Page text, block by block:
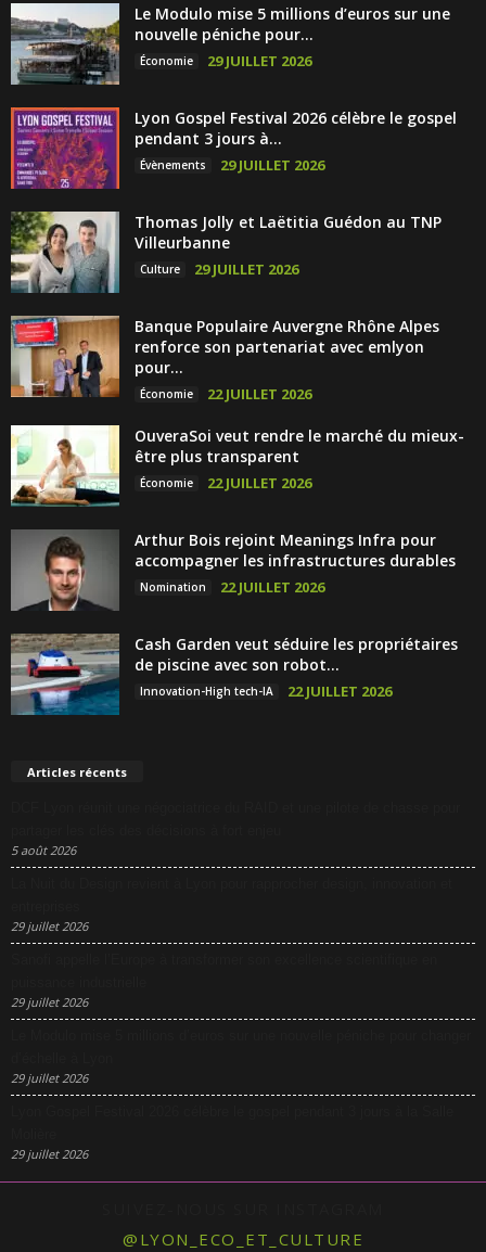
Le Modulo mise 5 millions d’euros sur une
nouvelle péniche pour...
Économie 29 JUILLET 2026
Lyon Gospel Festival 2026 célèbre le gospel
pendant 3 jours à...
Évènements 29 JUILLET 2026
Thomas Jolly et Laëtitia Guédon au TNP
Villeurbanne
Culture 29 JUILLET 2026
Banque Populaire Auvergne Rhône Alpes
renforce son partenariat avec emlyon
pour...
Économie 22 JUILLET 2026
OuveraSoi veut rendre le marché du mieux-
être plus transparent
Économie 22 JUILLET 2026
Arthur Bois rejoint Meanings Infra pour
accompagner les infrastructures durables
Nomination 22 JUILLET 2026
Cash Garden veut séduire les propriétaires
de piscine avec son robot...
Innovation-High tech-IA 22 JUILLET 2026
Articles récents
5 août 2026
29 juillet 2026
29 juillet 2026
29 juillet 2026
29 juillet 2026
@LYON_ECO_ET_CULTURE